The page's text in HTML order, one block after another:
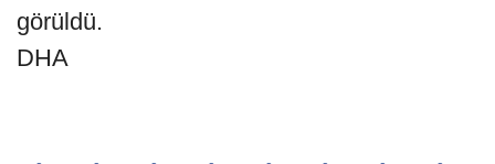
görüldü.
DHA